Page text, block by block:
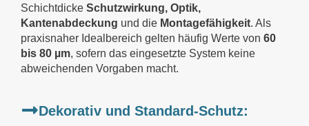
Schichtdicke Schutzwirkung, Optik,
Kantenabdeckung und die Montagefähigkeit. Als
praxisnaher Idealbereich gelten häufig Werte von 60
bis 80 µm, sofern das eingesetzte System keine
abweichenden Vorgaben macht.
Dekorativ und Standard-Schutz: